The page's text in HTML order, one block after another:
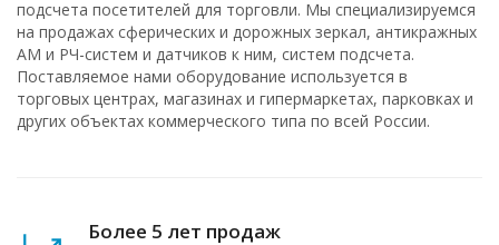
подсчета посетителей для торговли. Мы специализируемся
на продажах сферических и дорожных зеркал, антикражных
АМ и РЧ-систем и датчиков к ним, систем подсчета.
Поставляемое нами оборудование используется в
торговых центрах, магазинах и гипермаркетах, парковках и
других объектах коммерческого типа по всей России.
Более 5 лет продаж